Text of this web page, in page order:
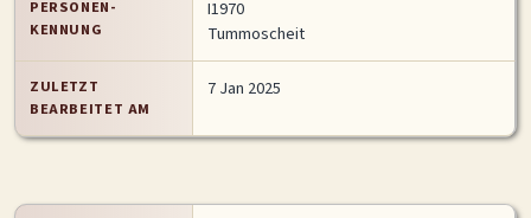
Deutsch English
PERSONEN-
KENNUNG
I1970
Tummoscheit
ZULETZT
BEARBEITET AM
7 Jan 2025